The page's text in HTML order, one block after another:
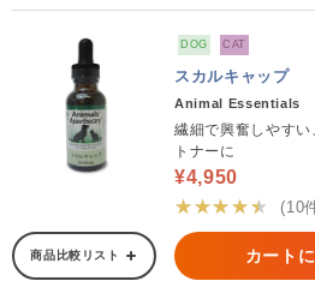
DOG CAT
スカルキャップ
Animal Essentials
繊細で興奮しやす
トナーに
¥4,950
★★★★★
(10
商品比較リスト カート